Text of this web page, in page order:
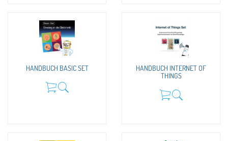
HANDBUCH BASIC SET
HANDBUCH INTERNET OF
THINGS